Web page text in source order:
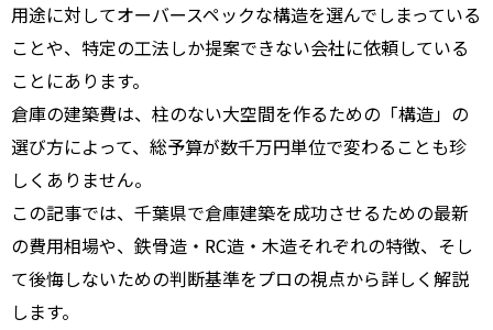
用途に対してオーバースペックな構造を選んでしまっている
ことや、特定の工法しか提案できない会社に依頼している
ことにあります。
倉庫の建築費は、柱のない大空間を作るための「構造」の
選び方によって、総予算が数千万円単位で変わることも珍
しくありません。
この記事では、千葉県で倉庫建築を成功させるための最新
の費用相場や、鉄骨造・RC造・木造それぞれの特徴、そし
て後悔しないための判断基準をプロの視点から詳しく解説
します。